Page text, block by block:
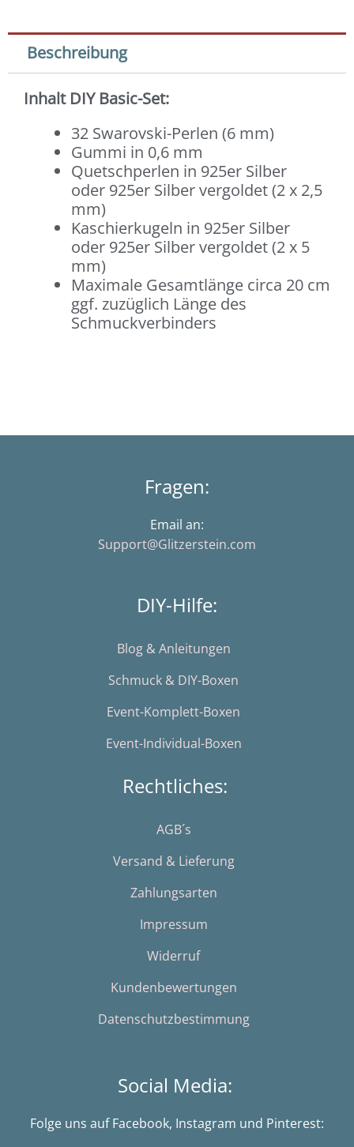
Beschreibung
Inhalt DIY Basic-Set:
32 Swarovski-Perlen (6 mm)
Gummi in 0,6 mm
Quetschperlen in 925er Silber
oder 925er Silber vergoldet (2 x 2,5
mm)
Kaschierkugeln in 925er Silber
oder 925er Silber vergoldet (2 x 5
mm)
Maximale Gesamtlänge circa 20 cm
ggf. zuzüglich Länge des
Schmuckverbinders
Fragen:
Email an:
Support@Glitzerstein.com
DIY-Hilfe:
Blog & Anleitungen
Schmuck & DIY-Boxen
Event-Komplett-Boxen
Event-Individual-Boxen
Rechtliches:
AGB´s
Versand & Lieferung
Zahlungsarten
Impressum
Widerruf
Kundenbewertungen
Datenschutzbestimmung
Social Media:
Folge uns auf Facebook, Instagram und Pinterest: